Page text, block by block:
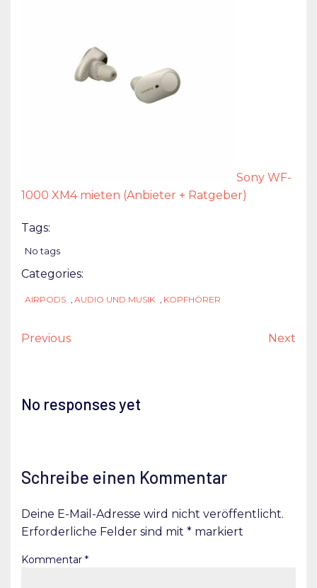
Sony WF-
1000 XM4 mieten (Anbieter + Ratgeber)
Tags:
No tags
Categories:
AIRPODS AUDIO UND MUSIK KOPFHÖRER
Previous Next
No responses yet
Schreibe einen Kommentar
Deine E-Mail-Adresse wird nicht veröffentlicht.
Erforderliche Felder sind mit * markiert
Kommentar *